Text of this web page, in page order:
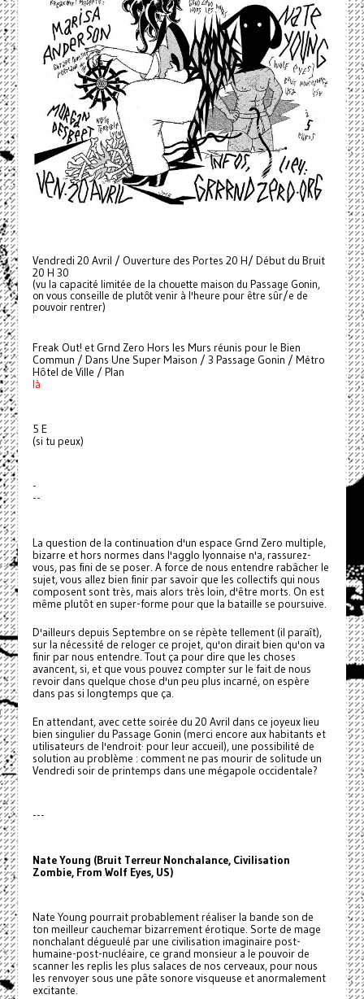
Vendredi 20 Avril / Ouverture des Portes 20 H/ Début du Bruit
20 H 30
(vu la capacité limitée de la chouette maison du Passage Gonin,
on vous conseille de plutôt venir à l'heure pour être sûr/e de
pouvoir rentrer)
Freak Out! et Grnd Zero Hors les Murs réunis pour le Bien
Commun / Dans Une Super Maison / 3 Passage Gonin / Métro
Hôtel de Ville / Plan
là
5 E
(si tu peux)
-
--
La question de la continuation d'un espace Grnd Zero multiple,
bizarre et hors normes dans l'agglo lyonnaise n'a, rassurez-
vous, pas fini de se poser. A force de nous entendre rabâcher le
sujet, vous allez bien finir par savoir que les collectifs qui nous
composent sont très, mais alors très loin, d'être morts. On est
même plutôt en super-forme pour que la bataille se poursuive.
D'ailleurs depuis Septembre on se répète tellement (il paraît),
sur la nécessité de reloger ce projet, qu'on dirait bien qu'on va
finir par nous entendre. Tout ça pour dire que les choses
avancent, si, et que vous pouvez compter sur le fait de nous
revoir dans quelque chose d'un peu plus incarné, on espère
dans pas si longtemps que ça.
En attendant, avec cette soirée du 20 Avril dans ce joyeux lieu
bien singulier du Passage Gonin (merci encore aux habitants et
utilisateurs de l'endroit· pour leur accueil), une possibilité de
solution au problème : comment ne pas mourir de solitude un
Vendredi soir de printemps dans une mégapole occidentale?
---
Nate Young (Bruit Terreur Nonchalance, Civilisation
Zombie, From Wolf Eyes, US)
Nate Young pourrait probablement réaliser la bande son de
ton meilleur cauchemar bizarrement érotique. Sorte de mage
nonchalant dégueulé par une civilisation imaginaire post-
humaine-post-nucléaire, ce grand monsieur a le pouvoir de
scanner les replis les plus salaces de nos cerveaux, pour nous
les renvoyer sous une pâte sonore visqueuse et anormalement
excitante.